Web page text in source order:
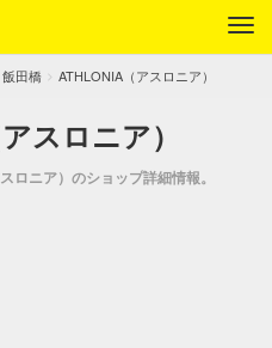
田橋 ATHLONIA（アスロニア）
スロニア）
ロニア）のショップ詳細情報。